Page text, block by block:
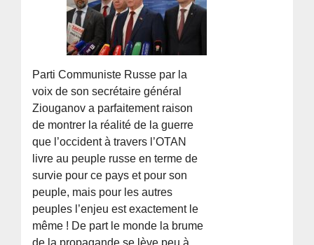
Parti Communiste Russe par la
voix de son secrétaire général
Ziouganov a parfaitement raison
de montrer la réalité de la guerre
que l’occident à travers l’OTAN
livre au peuple russe en terme de
survie pour ce pays et pour son
peuple, mais pour les autres
peuples l’enjeu est exactement le
même ! De part le monde la brume
de la propagande se lève peu à